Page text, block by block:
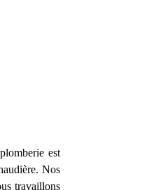
est
Nos
travaillons